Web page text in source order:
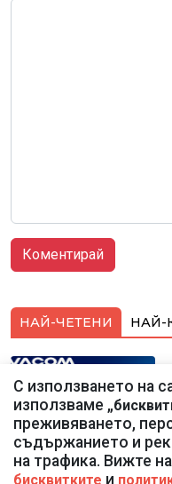
НАЙ-ЧЕТЕНИ НАЙ-
С използването на
използваме „
преживяването,
съдържанието и
на трафика. Вижте
бисквитките и